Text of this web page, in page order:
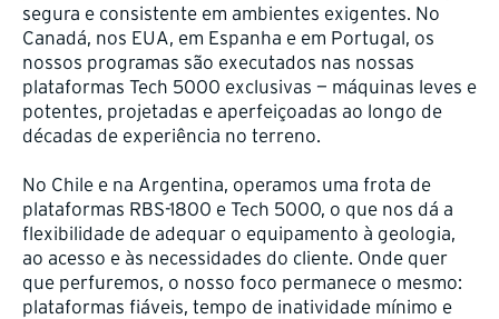
segura e consistente em ambientes exigentes. No
Canadá, nos EUA, em Espanha e em Portugal, os
nossos programas são executados nas nossas
plataformas Tech 5000 exclusivas — máquinas leves e
potentes, projetadas e aperfeiçoadas ao longo de
décadas de experiência no terreno.
No Chile e na Argentina, operamos uma frota de
plataformas RBS-1800 e Tech 5000, o que nos dá a
flexibilidade de adequar o equipamento à geologia,
ao acesso e às necessidades do cliente. Onde quer
que perfuremos, o nosso foco permanece o mesmo:
plataformas fiáveis, tempo de inatividade mínimo e